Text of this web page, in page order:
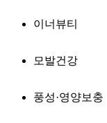
이너뷰티
모발건강
풍성·영양보충